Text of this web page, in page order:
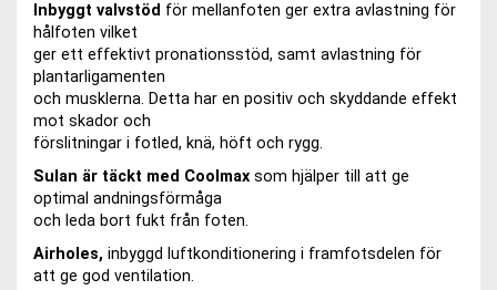
Inbyggt valvstöd för mellanfoten ger extra avlastning för
hålfoten vilket
ger ett effektivt pronationsstöd, samt avlastning för
plantarligamenten
och musklerna. Detta har en positiv och skyddande effekt
mot skador och
förslitningar i fotled, knä, höft och rygg.
Sulan är täckt med Coolmax som hjälper till att ge
optimal andningsförmåga
och leda bort fukt från foten.
Airholes, inbyggd luftkonditionering i framfotsdelen för
att ge god ventilation.